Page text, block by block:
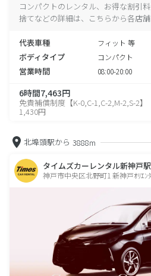
コンパクトのレンタル、お得な割引
捨てなどの詳細は、こちらから各店舗
代表車種 フィット 等
ボディタイプ コンパクト
営業時間 08:00-20:00
6時間7,463円
免責補償制度【K-0,C-1,C-2,M-2,S-2】
1,430円
北埠頭駅から 3888m
タイムズカーレンタル新神戸
神戸市中央区北野町1 新神戸ｵﾘｴﾝﾀ